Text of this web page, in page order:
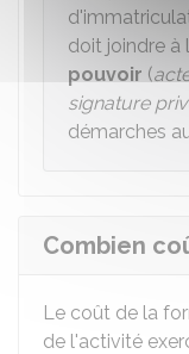
doit joindre à
pouvoir (
signature
démarches
Combien
Le coût de la
de l'activité